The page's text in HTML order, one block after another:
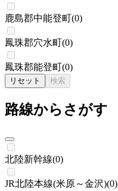
鹿島郡中能登町(0)
鳳珠郡穴水町(0)
鳳珠郡能登町(0)
リセット 検索
路線からさがす
北陸新幹線(0)
JR北陸本線(米原～金沢)(0)